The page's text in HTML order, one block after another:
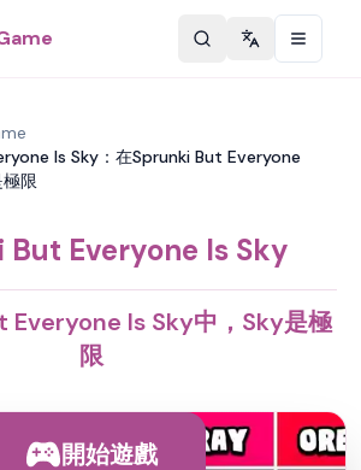
Change
Is Sky：在Sprunki But Everyone
限
But Everyone Is Sky
Everyone Is Sky中，Sky是極
限
開始遊戲